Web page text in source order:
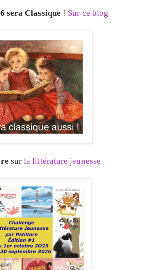
sera Classique ! Sur ce blog
sur la littérature jeunesse